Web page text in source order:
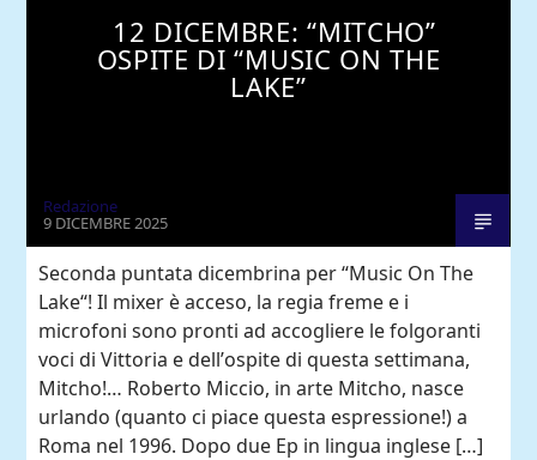
12 DICEMBRE: “MITCHO”
OSPITE DI “MUSIC ON THE
LAKE”
Redazione
9 DICEMBRE 2025
Seconda puntata dicembrina per “Music On The
Lake“! Il mixer è acceso, la regia freme e i
microfoni sono pronti ad accogliere le folgoranti
voci di Vittoria e dell’ospite di questa settimana,
Mitcho!… Roberto Miccio, in arte Mitcho, nasce
urlando (quanto ci piace questa espressione!) a
Roma nel 1996. Dopo due Ep in lingua inglese […]